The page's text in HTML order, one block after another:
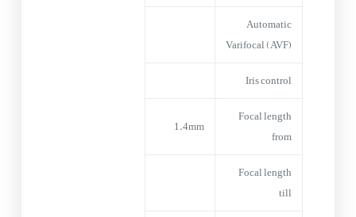
Automatic
Varifocal (AVF)
Iris control
Focal length
from
1.4mm
Focal length
till